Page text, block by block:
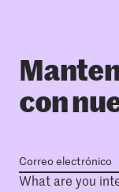
con
What are you